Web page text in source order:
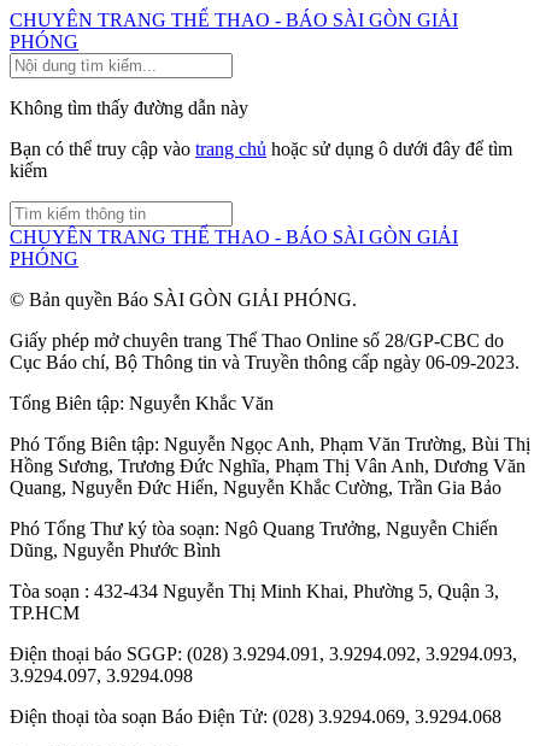
CHUYÊN TRANG THỂ THAO - BÁO SÀI GÒN GIẢI
PHÓNG
Không tìm thấy đường dẫn này
Bạn có thể truy cập vào trang chủ hoặc sử dụng ô dưới đây để tìm
kiếm
CHUYÊN TRANG THỂ THAO - BÁO SÀI GÒN GIẢI
PHÓNG
© Bản quyền Báo SÀI GÒN GIẢI PHÓNG.
Giấy phép mở chuyên trang Thể Thao Online số 28/GP-CBC do
Cục Báo chí, Bộ Thông tin và Truyền thông cấp ngày 06-09-2023.
Tổng Biên tập: Nguyễn Khắc Văn
Phó Tổng Biên tập: Nguyễn Ngọc Anh, Phạm Văn Trường, Bùi Thị
Hồng Sương, Trương Đức Nghĩa, Phạm Thị Vân Anh, Dương Văn
Quang, Nguyễn Đức Hiển, Nguyễn Khắc Cường, Trần Gia Bảo
Phó Tổng Thư ký tòa soạn: Ngô Quang Trưởng, Nguyễn Chiến
Dũng, Nguyễn Phước Bình
Tòa soạn : 432-434 Nguyễn Thị Minh Khai, Phường 5, Quận 3,
TP.HCM
Điện thoại báo SGGP: (028) 3.9294.091, 3.9294.092, 3.9294.093,
3.9294.097, 3.9294.098
Điện thoại tòa soạn Báo Điện Tử: (028) 3.9294.069, 3.9294.068